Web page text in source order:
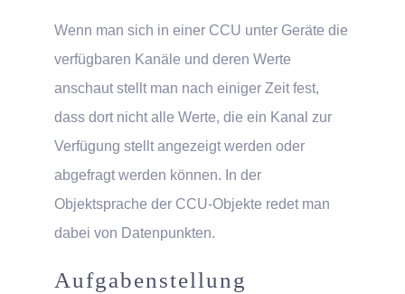
Wenn man sich in einer CCU unter Geräte die
verfügbaren Kanäle und deren Werte
anschaut stellt man nach einiger Zeit fest,
dass dort nicht alle Werte, die ein Kanal zur
Verfügung stellt angezeigt werden oder
abgefragt werden können. In der
Objektsprache der CCU-Objekte redet man
dabei von Datenpunkten.
Aufgabenstellung